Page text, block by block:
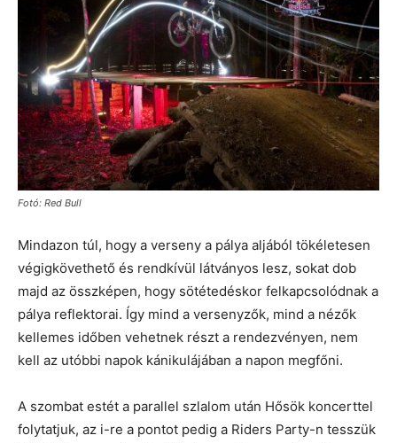
Fotó: Red Bull
Mindazon túl, hogy a verseny a pálya aljából tökéletesen
végigkövethető és rendkívül látványos lesz, sokat dob
majd az összképen, hogy sötétedéskor felkapcsolódnak a
pálya reflektorai. Így mind a versenyzők, mind a nézők
kellemes időben vehetnek részt a rendezvényen, nem
kell az utóbbi napok kánikulájában a napon megfőni.
A szombat estét a parallel szlalom után Hősök koncerttel
folytatjuk, az i-re a pontot pedig a Riders Party-n tesszük